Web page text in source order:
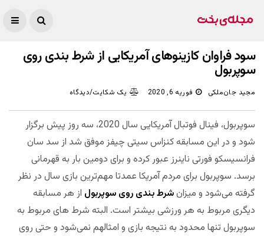
سود فراوان کازینوهای آمریکایی از شرط بندی روی
سوپربول
مجید جان‌ملکی فوریه 6, 2020 یک شکایت/دیدگاه
سوپربول، فینال فوتبال آمریکایی سال 2020، سه روز پیش برگزار
شود و در این مسابقه کنزاس سیتی چیفز موفق شد از سد سان
فرانسیسکو فورتی ناینرز عبور کرده و برای دومین بار به قهرمانی
برسد. سوپربول برای مردم آمریکا عمدتا مهم‌ترین بازی سال در نظر
گرفته می‌شود و میزانشرط بندی روی سوپربول از هر مسابقه
دیگری مربوط به هر ورزشی بیشتر است. البته شرط های مربوط به
سوپربول تنها محدود به نتیجه بازی و امثالهم نمی‌شود و حتی روی